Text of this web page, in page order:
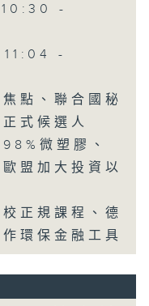
10:30 -
-
點、聯合國秘
式候選人
微塑膠、
盟加大投資以
正規課程、德
環保金融工具